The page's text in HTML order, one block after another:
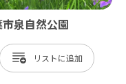
泉自然公園
リスト